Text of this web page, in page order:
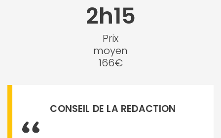
2h15
Prix
moyen
166€
CONSEIL DE LA REDACTION